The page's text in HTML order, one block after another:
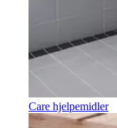
Care hjelpemidler